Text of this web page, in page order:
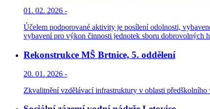
01. 02. 2026 -
Účelem podporované aktivity je posílení odolnosti,
vybavení pro výkon činnosti jednotek sboru dobrovolných
Rekonstrukce MŠ Brtnice, 5. oddělení
20. 01. 2026 -
Zkvalitnění vzdělávací infrastruktury v oblasti předškolního